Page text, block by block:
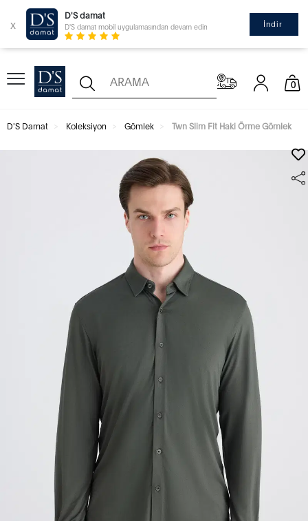
x
D'S damat
D'S damat mobil uygulamasından devam edin İndir
0
D'S Damat Koleksiyon Gömlek Twn Slim Fit Haki Örme Gömlek